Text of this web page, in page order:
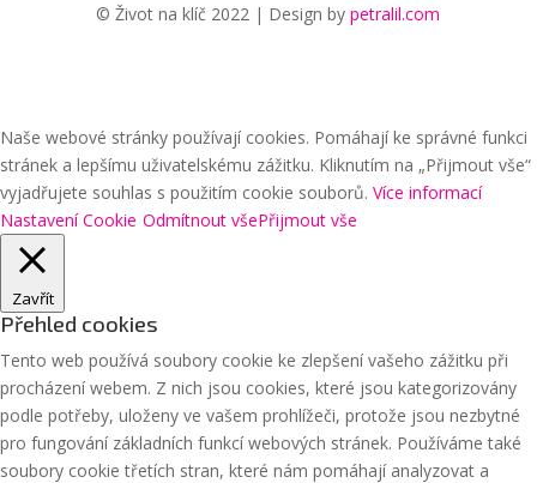
© Život na klíč 2022 | Design bypetralil.com
Naše webové stránky používají cookies. Pomáhají ke správné funkci
stránek a lepšímu uživatelskému zážitku. Kliknutím na „Přijmout vše“
vyjadřujete souhlas s použitím cookie souborů. Více informací
Nastavení Cookie Odmítnout všePřijmout vše
Zavřít
Přehled cookies
Tento web používá soubory cookie ke zlepšení vašeho zážitku při
procházení webem. Z nich jsou cookies, které jsou kategorizovány
podle potřeby, uloženy ve vašem prohlížeči, protože jsou nezbytné
pro fungování základních funkcí webových stránek. Používáme také
soubory cookie třetích stran, které nám pomáhají analyzovat a